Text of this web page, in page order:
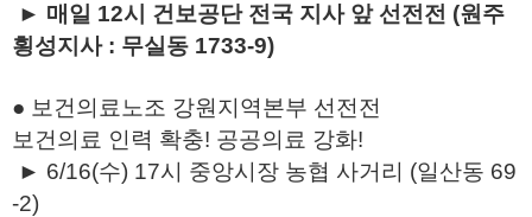
► 매일 12시 건보공단 전국 지사 앞 선전전 (원주
횡성지사 : 무실동 1733-9)
● 보건의료노조 강원지역본부 선전전
보건의료 인력 확충! 공공의료 강화!
► 6/16(수) 17시 중앙시장 농협 사거리 (일산동 69
-2)